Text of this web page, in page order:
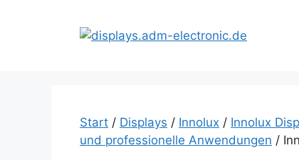
Start / Displays / Innolux / Innolux
und professionelle Anwendungen /